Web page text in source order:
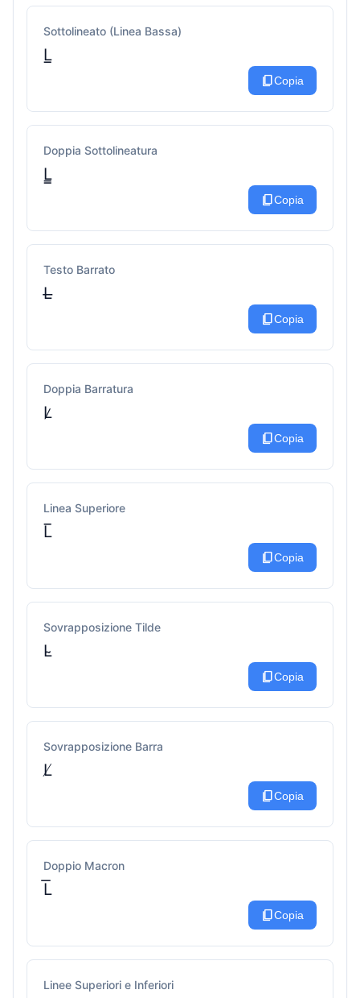
Sottolineato (Linea Bassa)
L̲
content_copyCopia
Doppia Sottolineatura
L̳
content_copyCopia
Testo Barrato
L̶
content_copyCopia
Doppia Barratura
L̷
content_copyCopia
Linea Superiore
L̅
content_copyCopia
Sovrapposizione Tilde
L̴
content_copyCopia
Sovrapposizione Barra
L̸
content_copyCopia
Doppio Macron
L͞
content_copyCopia
Linee Superiori e Inferiori